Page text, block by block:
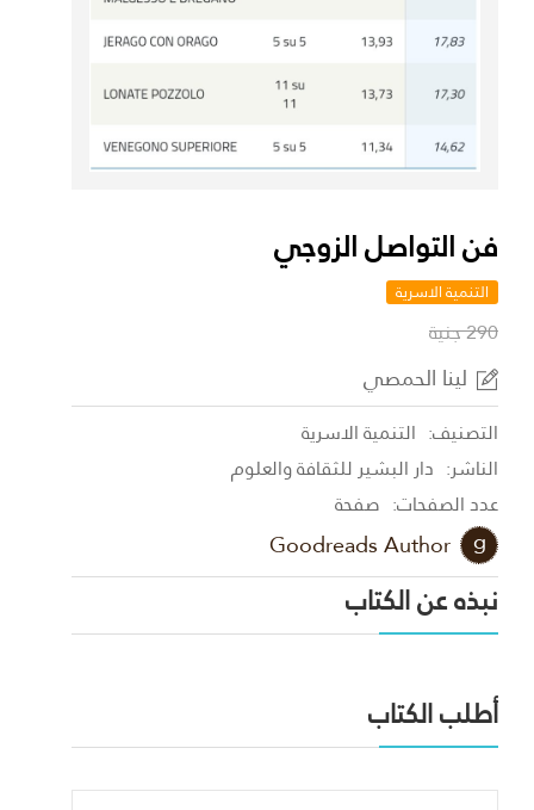
فن التواصل الزوجي
التنمية الاسرية
290 جنية
لينا الحمصي
التصنيف: التنمية الاسرية
الناشر: دار البشير للثقافة والعلوم
عدد الصفحات: صفحة
Goodreads Author
نبذه عن الكتاب
أطلب الكتاب